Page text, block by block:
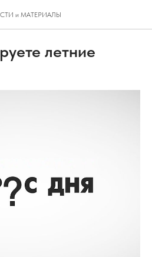
и МАТЕРИАЛЫ
летние